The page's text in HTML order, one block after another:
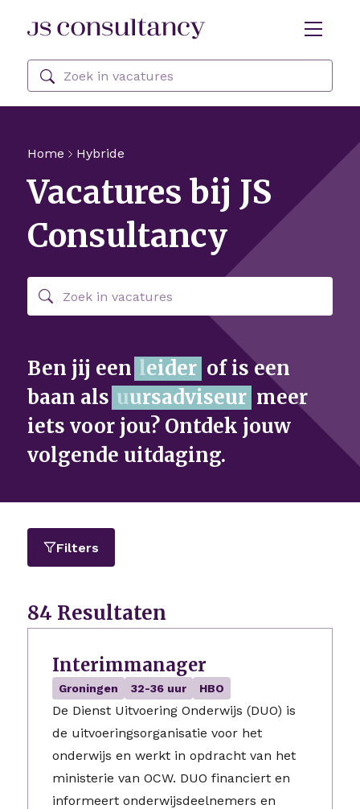
Skip Navigation or Skip to Content
Zoeken
Home Hybride
Vacatures bij JS
Consultancy
Zoeken
Ben jij een Progr of is een
baan als meer iets voor jou?
Ontdek jouw volgende
uitdaging.
Filters
84 Resultaten
Interimmanager
Groningen 32-36 uur HBO
De Dienst Uitvoering Onderwijs (DUO) is
de uitvoeringsorganisatie voor het
onderwijs en werkt in opdracht van het
ministerie van OCW. DUO financiert en
informeert onderwijsdeelnemers en